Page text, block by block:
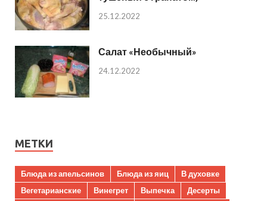
25.12.2022
Салат «Необычный»
24.12.2022
МЕТКИ
Блюда из апельсинов Блюда из яиц
В духовке
Вегетарианские
Винегрет Выпечка
Десерты